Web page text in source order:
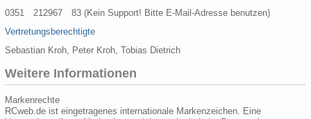
0351 212967 83 (Kein Support! Bitte E-Mail-Adresse benutzen)
Vertretungsberechtigte
Sebastian Kroh, Peter Kroh, Tobias Dietrich
Weitere Informationen
Markenrechte
RCweb.de ist eingetragenes internationale Markenzeichen. Eine